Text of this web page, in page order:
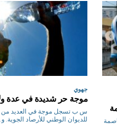
جهوي
موجة حر شديدة في عدة
س ب تسجل موجة في العديد
للديوان الوطني للأرصاد الجوية. و...